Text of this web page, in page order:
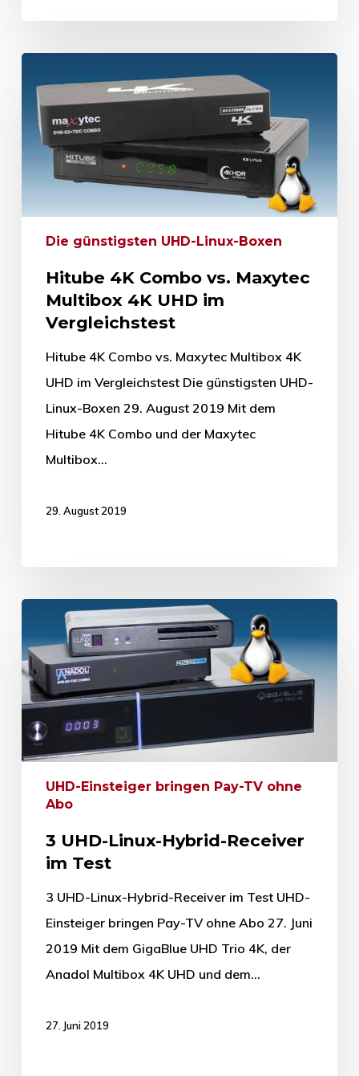
Die günstigsten UHD-Linux-Boxen
Hitube 4K Combo vs. Maxytec
Multibox 4K UHD im
Vergleichstest
Hitube 4K Combo vs. Maxytec Multibox 4K
UHD im Vergleichstest Die günstigsten UHD-
Linux-Boxen 29. August 2019 Mit dem
Hitube 4K Combo und der Maxytec
Multibox…
29. August 2019
UHD-Einsteiger bringen Pay-TV ohne
Abo
3 UHD-Linux-Hybrid-Receiver
im Test
3 UHD-Linux-Hybrid-Receiver im Test UHD-
Einsteiger bringen Pay-TV ohne Abo 27. Juni
2019 Mit dem GigaBlue UHD Trio 4K, der
Anadol Multibox 4K UHD und dem…
27. Juni 2019